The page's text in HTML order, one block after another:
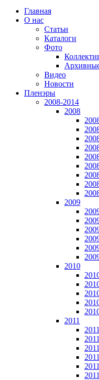
Главная
О нас
Статьи
Каталоги
Фото
Видео
Новости
Пленэры
2008-2014
2008
2009
2010
2011